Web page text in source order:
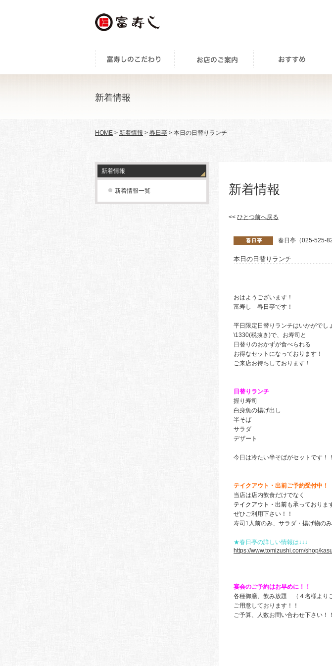
新着情報
HOME > 新着情報 > 春日亭 > 本日の日替りランチ
新着情報
新着情報一覧 新着情報
<< ひとつ前へ戻る
春日亭（025-525-
本日の日替りランチ
おはようございます！
富寿し 春日亭です！
平日限定日替りランチはいかがでし
\1330(税抜き)で、お寿司と
日替りのおかずが食べられる
お得なセットになっております！
ご来店お待ちしております！
日替りランチ
握り寿司
白身魚の揚げ出し
半そば
サラダ
デザート
今日は冷たい半そばがセットです！！
テイクアウト・出前ご予約受付中！
当店は店内飲食だけでなく
テイクアウト・出前も承っておりま
ぜひご利用下さい！！
寿司1人前のみ、サラダ・揚げ物の
★春日亭の詳しい情報は↓↓↓
https://www.tomizushi.com/shop/
宴会のご予約はお早めに！！
各種御膳、飲み放題 （４名様より
ご用意しております！！
ご予算、人数お問い合わせ下さい！！